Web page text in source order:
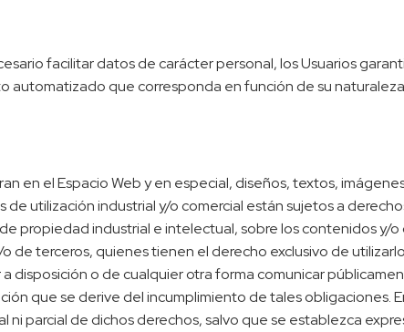
facilitar datos de carácter personal, los Usuarios
que corresponda en función de su
en el Espacio Web y en especial, diseños, textos,
utilización industrial y/o comercial están sujetos a
propiedad industrial e intelectual, sobre los contenidos y/
de terceros, quienes tienen el derecho exclusivo de
disposición o de cualquier otra forma comunicar
que se derive del incumplimiento de tales obligaciones.
ni parcial de dichos derechos, salvo que se establezca